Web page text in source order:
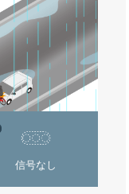
信号なし